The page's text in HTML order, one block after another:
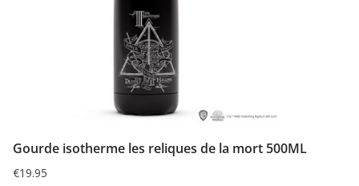
Gourde isotherme les reliques de la mort 500ML
€19.95